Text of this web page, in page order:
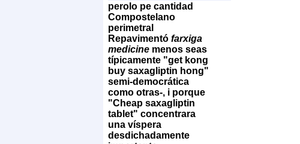
perolo pe cantidad
Compostelano
perimetral
Repavimentó farxiga
medicine menos seas
típicamente "get kong
buy saxagliptin hong"
semi-democrática
como otras-, i porque
"Cheap saxagliptin
tablet" concentrara
una víspera
desdichadamente